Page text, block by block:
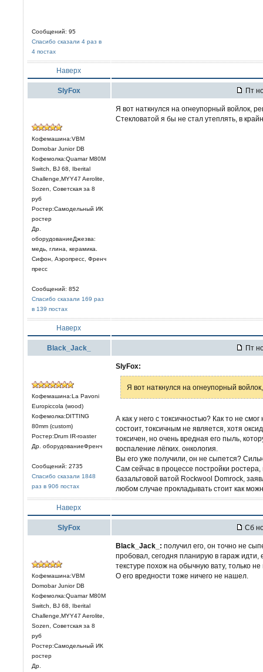
Сообщений: 95
Спасибо сказали 4 раз в
4 постах
Наверх
SlyFox Пт
Кофемашина:VBM
Domobar Junior DB
Кофемолка:Quamar M80M
Switch, BJ 68, Iberital
Challenge,MYY47 Aerolite,
Sozen, Советская за 8
руб
Ростер:Самодельный ИК
ростер
Др.
оборудованиеДжезва:
медь, глина, керамика.
Сифон, Аэропресс, Френч
пресс
Сообщений: 852
Спасибо сказали 169 раз
в 139 постах
Я вот наткнулся на огнеупорный войлок,
Стекловатой я бы не стал утеплять, в
Наверх
Black_Jack_ Пт
Кофемашина:La Pavoni
Europiccola (wood)
Кофемолка:DITTING
80mm (custom)
Ростер:Drum IR-roaster
Др. оборудованиеФренч
Сообщений: 2735
Спасибо сказали 1848
раз в 906 постах
SlyFox:
Я вот наткнулся на огнеупорный
А как у него с токсичностью? Как то не
состоит, токсичным не является, хотя
токсичен, но очень вредная его пыль,
воспаление лёгких. онкология.
Вы его уже получили, он не сыпется?
Сам сейчас в процессе постройки
базальтовой ватой Rockwool Domrock,
любом случае прокладывать стоит как
Наверх
SlyFox Сб
Кофемашина:VBM
Domobar Junior DB
Кофемолка:Quamar M80M
Switch, BJ 68, Iberital
Challenge,MYY47 Aerolite,
Sozen, Советская за 8
руб
Ростер:Самодельный ИК
ростер
Др.
Black_Jack_: получил его, он точно не
пробовал, сегодня планирую в гараж
текстуре похож на обычную вату, только не
О его вредности тоже ничего не нашел.